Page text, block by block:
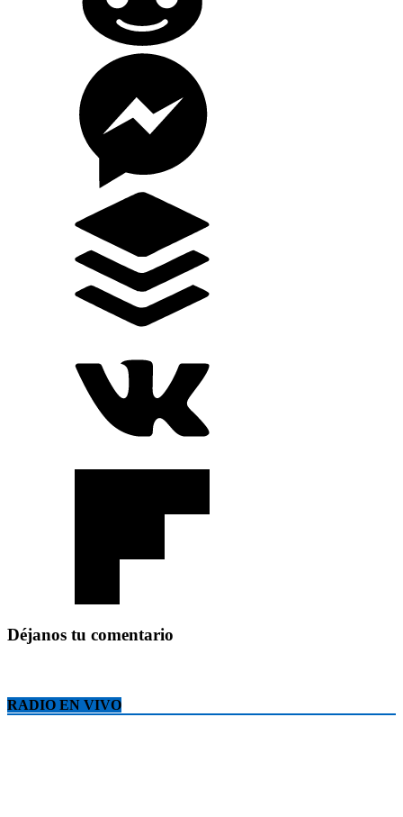
Déjanos tu comentario
RADIO EN VIVO